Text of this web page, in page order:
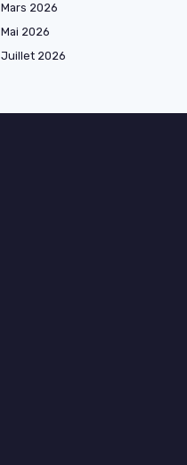
Mars 2026
Mai 2026
Juillet 2026